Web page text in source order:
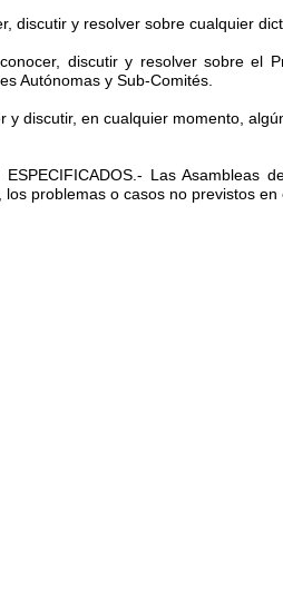
discutir y resolver sobre cualquier
discutir y resolver sobre el
Autónomas y Sub-Comités.
y discutir, en cualquier momento,
Las
problemas o casos no previstos en